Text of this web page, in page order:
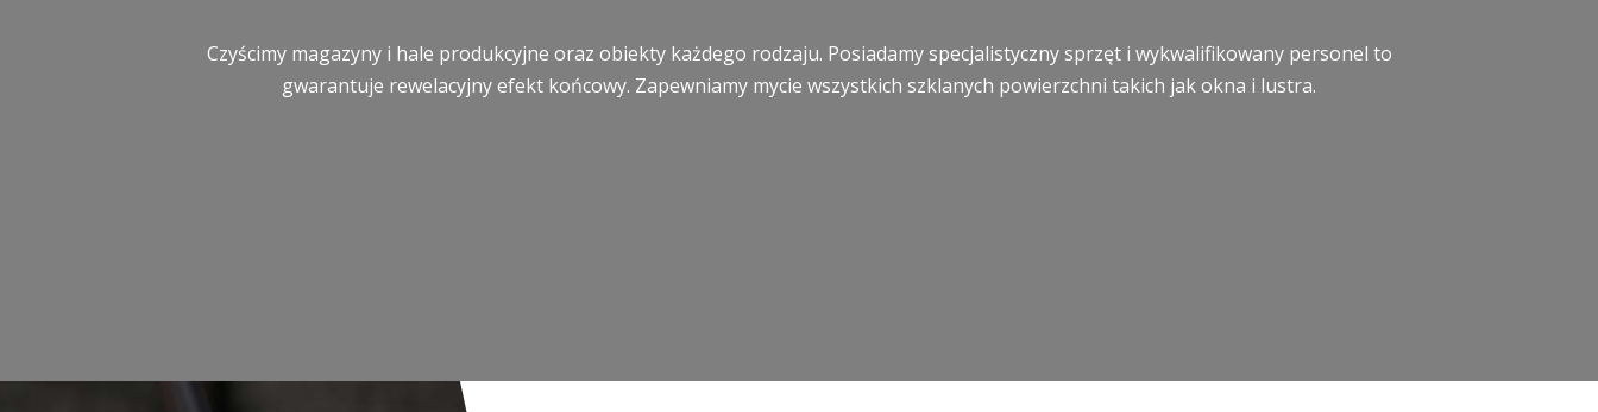
Czyścimy magazyny i hale produkcyjne oraz obiekty każdego rodzaju. Posiadamy specjalistyczny sprzęt i wykwalifikowany personel to
gwarantuje rewelacyjny efekt końcowy. Zapewniamy mycie wszystkich szklanych powierzchni takich jak okna i lustra.